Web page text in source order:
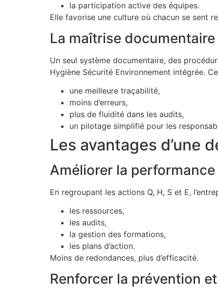
la participation active des équipes.
Elle favorise une culture où chacun se sent
La maîtrise
Un seul système documentaire, des
Hygiène Sécurité Environnement intégrée.
une meilleure traçabilité,
moins d’erreurs,
plus de fluidité dans les audits,
un pilotage simplifié pour les
Les avantages d’une
Améliorer la
En regroupant les actions Q, H, S et E,
les ressources,
les audits,
la gestion des formations,
les plans d’action.
Moins de redondances, plus d’efficacité.
Renforcer la prévention